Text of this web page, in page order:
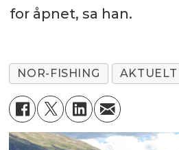
for åpnet, sa han.
NOR-FISHING AKTUELT